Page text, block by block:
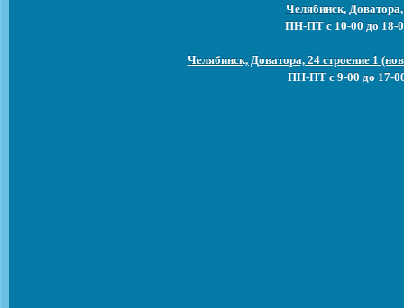
Челябинск,
ПН-ПТ с 10-00 до 18-
Челябинск, Доватора, 24 строение 1
ПН-ПТ с 9-00 до 17-